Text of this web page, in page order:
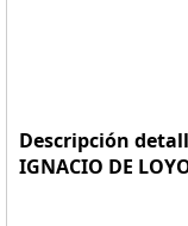
Descripción
IGNACIO DE